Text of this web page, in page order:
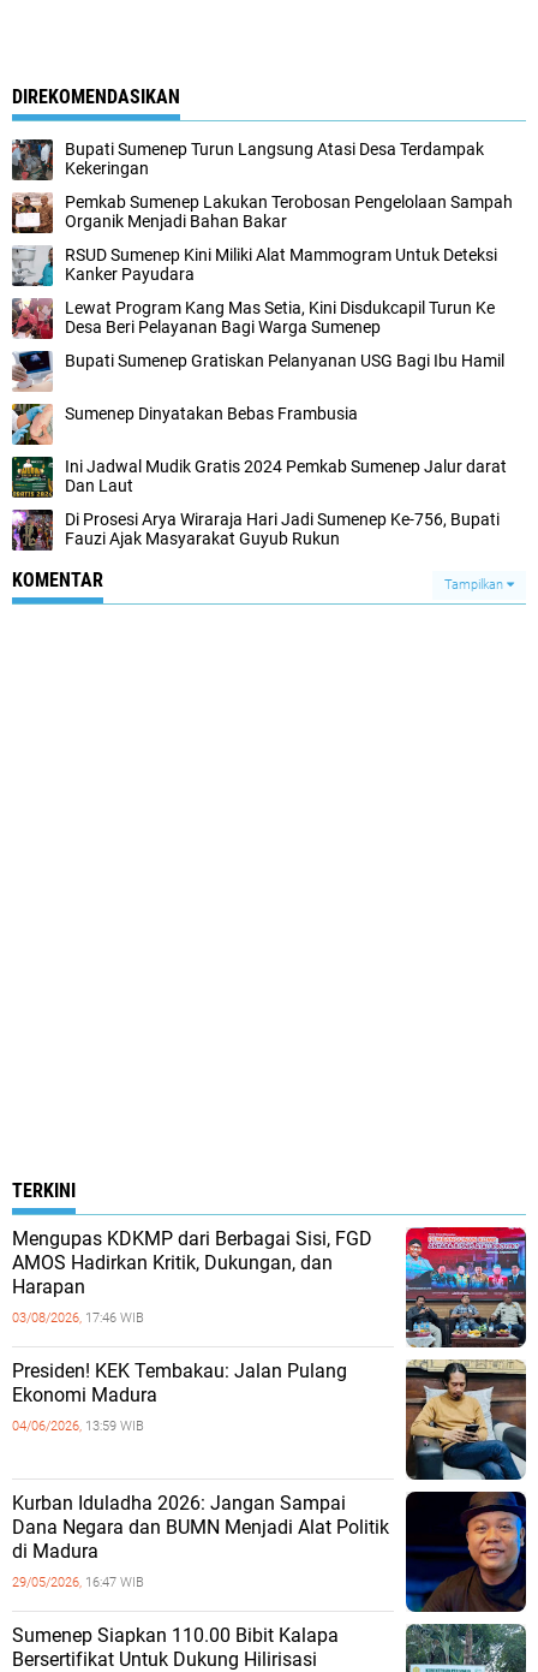
DIREKOMENDASIKAN
Bupati Sumenep Turun Langsung Atasi Desa Terdampak
Kekeringan
Pemkab Sumenep Lakukan Terobosan Pengelolaan Sampah
Organik Menjadi Bahan Bakar
RSUD Sumenep Kini Miliki Alat Mammogram Untuk Deteksi
Kanker Payudara
Lewat Program Kang Mas Setia, Kini Disdukcapil Turun Ke
Desa Beri Pelayanan Bagi Warga Sumenep
Bupati Sumenep Gratiskan Pelanyanan USG Bagi Ibu Hamil
Sumenep Dinyatakan Bebas Frambusia
Ini Jadwal Mudik Gratis 2024 Pemkab Sumenep Jalur darat
Dan Laut
Di Prosesi Arya Wiraraja Hari Jadi Sumenep Ke-756, Bupati
Fauzi Ajak Masyarakat Guyub Rukun
KOMENTAR Tampilkan
TERKINI
Mengupas KDKMP dari Berbagai Sisi, FGD
AMOS Hadirkan Kritik, Dukungan, dan
Harapan
03/08/2026, 17:46 WIB
Presiden! KEK Tembakau: Jalan Pulang
Ekonomi Madura
04/06/2026, 13:59 WIB
Kurban Iduladha 2026: Jangan Sampai
Dana Negara dan BUMN Menjadi Alat Politik
di Madura
29/05/2026, 16:47 WIB
Sumenep Siapkan 110.00 Bibit Kalapa
Bersertifikat Untuk Dukung Hilirisasi